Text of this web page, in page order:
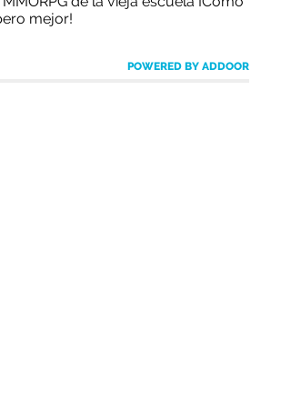
mejor!
POWERED BY ADDOOR